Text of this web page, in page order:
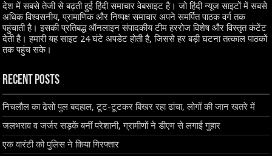
देश में सबसे तेजी से बढ़ती हुई हिंदी समाचार वेबसाइट है। जो हिंदी न्यूज साइटों में सबसे
अधिक विश्वसनीय, प्रामाणिक और निष्पक्ष समाचार अपने समर्पित पाठक वर्ग तक
पहुंचाती है। इसकी प्रतिबद्ध ऑनलाइन संपादकीय टीम हररोज विशेष और विस्तृत कंटेंट
देती है। हमारी यह साइट 24 घंटे अपडेट होती है, जिससे हर बड़ी घटना तत्काल पाठकों
तक पहुंच सके।
Recent Posts
निचलौल का ढेसो पुल बदहाल, टूट-टूटकर बिखर रहा ढांचा, लोगों की जान खतरे में
जलभराव व जर्जर सड़कें बनीं परेशानी, ग्रामीणों ने डीएम से लगाई गुहार
एक वारंटी को पुलिस ने किया गिरफ्तार